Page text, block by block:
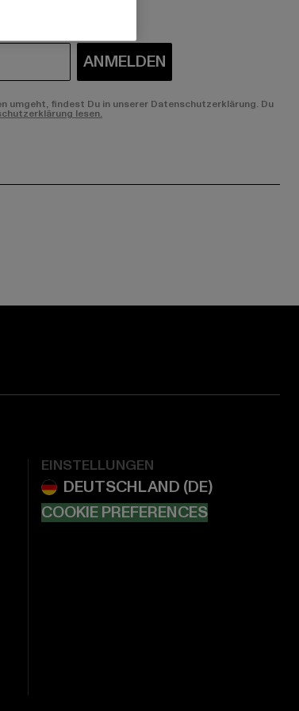
ANMELDEN
umgeht, findest Du in unserer Datenschutzerklärung. Du
lesen.
EINSTELLUNGEN
COOKIE PREFERENCES